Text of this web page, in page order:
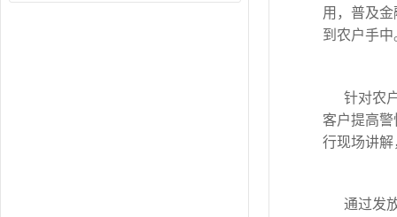
用，普及
到农户手中
针对农
客户提高
行现场讲
通过发